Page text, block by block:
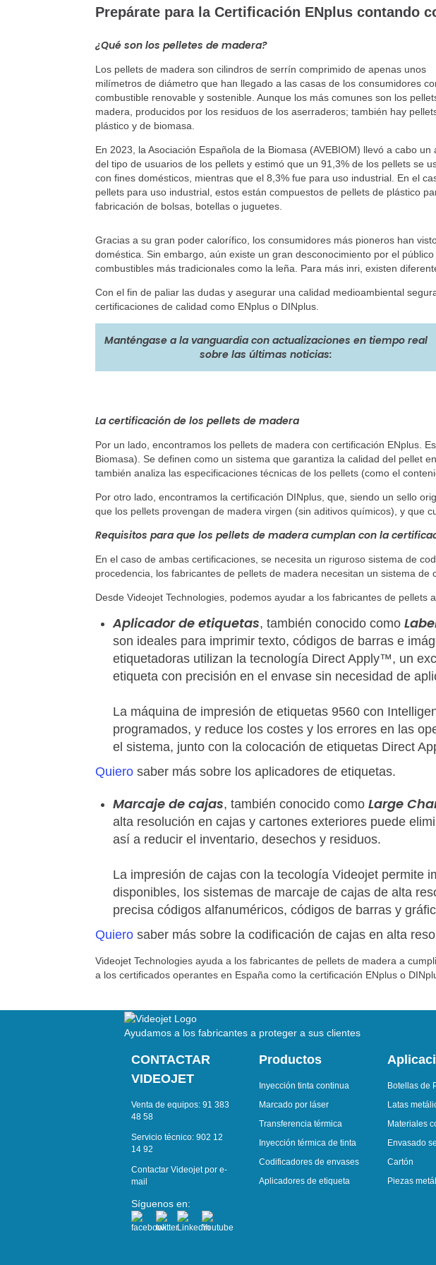
Prepárate para la Certificación ENplus contando
¿Qué son los pelletes de madera?
Los pellets de madera son cilindros de serrín comprimido de apenas unos
milímetros de diámetro que han llegado a las casas de los consumidores
combustible renovable y sostenible. Aunque los más comunes son los
madera, producidos por los residuos de los aserraderos; también hay
plástico y de biomasa.
En 2023, la Asociación Española de la Biomasa (AVEBIOM) llevó a cabo un
del tipo de usuarios de los pellets y estimó que un 91,3% de los pellets se
con fines domésticos, mientras que el 8,3% fue para uso industrial. En el
pellets para uso industrial, estos están compuestos de pellets de plástico
fabricación de bolsas, botellas o juguetes.
Gracias a su gran poder calorífico, los consumidores más pioneros han
doméstica. Sin embargo, aún existe un gran desconocimiento por el
combustibles más tradicionales como la leña. Para más inri, existen
Con el fin de paliar las dudas y asegurar una calidad medioambiental
certificaciones de calidad como ENplus o DINplus.
Manténgase a la vanguardia con actualizaciones en tiempo real
sobre las últimas noticias:
La certificación de los pellets de madera
Por un lado, encontramos los pellets de madera con certificación ENplus.
Biomasa). Se definen como un sistema que garantiza la calidad del pellet
también analiza las especificaciones técnicas de los pellets (como el
Por otro lado, encontramos la certificación DINplus, que, siendo un sello
que los pellets provengan de madera virgen (sin aditivos químicos), y que
Requisitos para que los pellets de madera cumplan con la
En el caso de ambas certificaciones, se necesita un riguroso sistema de
procedencia, los fabricantes de pellets de madera necesitan un sistema de
Desde Videojet Technologies, podemos ayudar a los fabricantes de pellets
Aplicador de etiquetas, también conocido como
son ideales para imprimir texto, códigos de barras e
etiquetadoras utilizan la tecnología Direct Apply™, un
etiqueta con precisión en el envase sin necesidad de
La máquina de impresión de etiquetas 9560 con
programados, y reduce los costes y los errores en las
el sistema, junto con la colocación de etiquetas Direct
Quiero saber más sobre los aplicadores de etiquetas.
Marcaje de cajas, también conocido como Large
alta resolución en cajas y cartones exteriores puede
así a reducir el inventario, desechos y residuos.
La impresión de cajas con la tecología Videojet permite
disponibles, los sistemas de marcaje de cajas de alta
precisa códigos alfanuméricos, códigos de barras y
Quiero saber más sobre la codificación de cajas en alta
Videojet Technologies ayuda a los fabricantes de pellets de madera a
a los certificados operantes en España como la certificación ENplus o
Ayudamos a los fabricantes a proteger a sus clientes
CONTACTAR
VIDEOJET
Venta de equipos: 91 383
48 58
Servicio técnico: 902 12
14 92
Contactar Videojet por e-
mail
Síguenos en:
Productos
Inyección tinta continua
Marcado por láser
Transferencia térmica
Inyección térmica de tinta
Codificadores de envases
Aplicadores de etiqueta
Botellas de
Latas
Materiales
Envasado
Cartón
Piezas